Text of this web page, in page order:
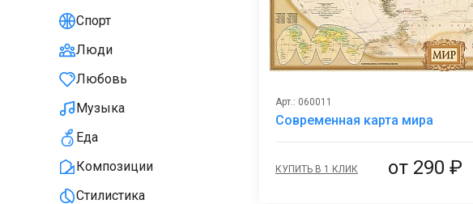
Спорт
Люди
Любовь
Музыка
Еда
Композиции
Стилистика
Арт.: 060011
Современная карта мира
КУПИТЬ В 1 КЛИК от290 ₽